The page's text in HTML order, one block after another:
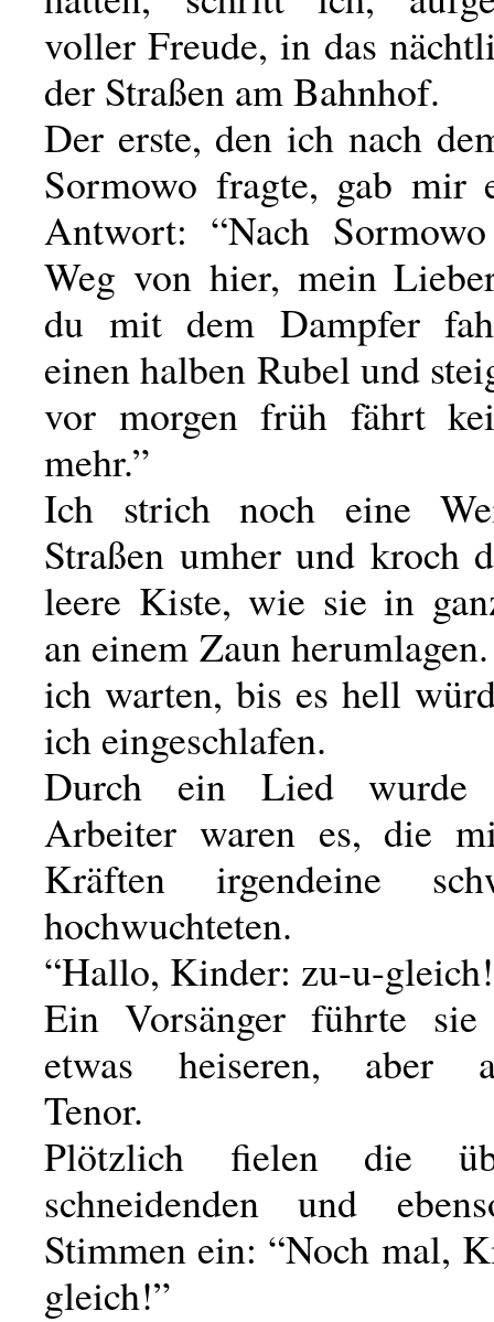
voller Freude, in das
der Straßen am Bahnhof.
Der erste, den ich nach
Sormowo fragte, gab mir
Antwort: “Nach
Weg von hier, mein
du mit dem Dampfer
einen halben Rubel und
vor morgen früh fährt
mehr.”
Ich strich noch eine
Straßen umher und kroch
leere Kiste, wie sie in
an einem Zaun
ich warten, bis es hell
ich eingeschlafen.
Durch ein Lied wurde
Arbeiter waren es, die
Kräften irgendeine
hochwuchteten.
“Hallo, Kinder: zu-u-
Ein Vorsänger führte
etwas heiseren, aber
Tenor.
Plötzlich fielen die
schneidenden und
Stimmen ein: “Noch mal,
gleich!”